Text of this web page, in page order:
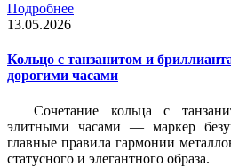
Подробнее
13.05.2026
Кольцо с танзанитом и
дорогими часами
Сочетание кольца с
элитными часами — маркер
главные правила гармонии
статусного и элегантного образа.